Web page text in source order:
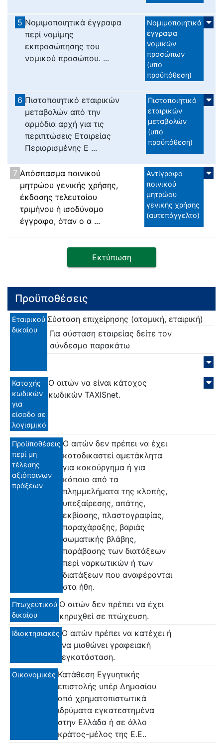
5 Νομιμοποιητικά έγγραφα
περί νομίμης
εκπροσώπησης του
νομικού προσώπου. ...
Νομιμοποιητικά
έγγραφα
νομικών
προσώπων
(υπό
προϋπόθεση)
6 Πιστοποιητικό εταιρικών
μεταβολών από την
αρμόδια αρχή για τις
περιπτώσεις Εταιρείας
Περιορισμένης Ε ...
Πιστοποιητικό
εταιρικών
μεταβολών
(υπό
προϋπόθεση)
7 Απόσπασμα ποινικού
μητρώου γενικής χρήσης,
έκδοσης τελευταίου
τριμήνου ή ισοδύναμο
έγγραφο, όταν ο α ...
Αντίγραφο
ποινικού
μητρώου
γενικής χρήσης
(αυτεπάγγελτο)
Εκτύπωση
Προϋποθέσεις
Εταιρικού
δικαίου
Σύσταση επιχείρησης (ατομική, εταιρική)
Για σύσταση εταιρείας δείτε τον
σύνδεσμο παρακάτω
Κατοχής
κωδικών
για
είσοδο σε
λογισμικό
Ο αιτών να είναι κάτοχος
κωδικών TAXISnet.
Προϋποθέσεις
περί μη
τέλεσης
αξιόποινων
πράξεων
Ο αιτών δεν πρέπει να έχει
καταδικαστεί αμετάκλητα
για κακούργημα ή για
κάποιο από τα
πλημμελήματα της κλοπής,
υπεξαίρεσης, απάτης,
εκβίασης, πλαστογραφίας,
παραχάραξης, βαριάς
σωματικής βλάβης,
παράβασης των διατάξεων
περί ναρκωτικών ή των
διατάξεων που αναφέρονται
στα ήθη.
Πτωχευτικού
δικαίου
Ο αιτών δεν πρέπει να έχει
κηρυχθεί σε πτώχευση.
Ιδιοκτησιακές Ο αιτών πρέπει να κατέχει ή
να μισθώνει γραφειακή
εγκατάσταση.
Οικονομικές Κατάθεση Εγγυητικής
επιστολής υπέρ Δημοσίου
από χρηματοπιστωτικά
ιδρύματα εγκατεστημένα
στην Ελλάδα ή σε άλλο
κράτος-μέλος της Ε.Ε..